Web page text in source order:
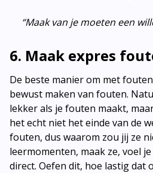
“Maak van je moeten een
6. Maak expres
De beste manier om met
bewust maken van fouten.
lekker als je fouten maakt,
het echt niet het einde van de
fouten, dus waarom zou jij ze
leermomenten, maak ze, voel
direct. Oefen dit, hoe lastig dat